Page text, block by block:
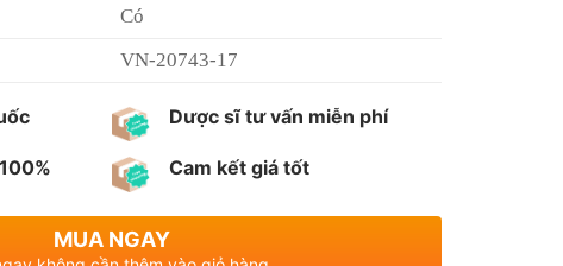
Có
VN-20743-17
Dược sĩ tư vấn miễn phí
Cam kết giá tốt
MUA NGAY